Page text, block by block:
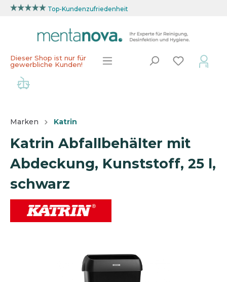
Top-Kundenzufriedenheit
Dieser Shop ist nur für
gewerbliche Kunden!
Marken Katrin
Katrin Abfallbehälter mit
Abdeckung, Kunststoff, 25 l,
schwarz